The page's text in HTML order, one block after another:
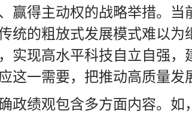
赢得主动权的战略举措。
统的粗放式发展模式难以
实现高水平科技自立自强
这一需要，把推动高质量发
政绩观包含多方面内容。